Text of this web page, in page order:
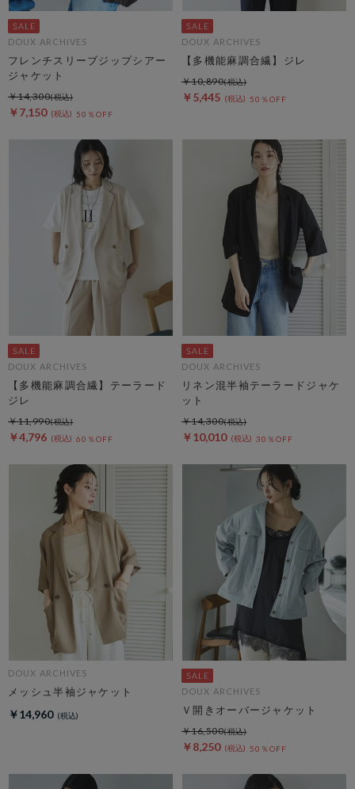
DOUX ARCHIVES
フレンチスリーブジップシアー
ジャケット
￥7,150 50％OFF
￥14,300
DOUX ARCHIVES
【多機能麻調合繊】ジレ
￥5,445 50％OFF
￥10,890
DOUX ARCHIVES
【多機能麻調合繊】テーラード
ジレ
￥4,796 60％OFF
￥11,990
DOUX ARCHIVES
リネン混半袖テーラードジャケ
ット
￥10,010 30％OFF
￥14,300
DOUX ARCHIVES
メッシュ半袖ジャケット
￥14,960
DOUX ARCHIVES
Ｖ開きオーバージャケット
￥8,250 50％OFF
￥16,500